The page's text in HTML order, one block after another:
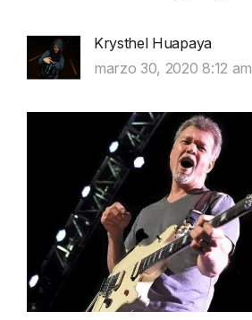
Krysthel Huapaya
marzo 30, 2020 8:12 am